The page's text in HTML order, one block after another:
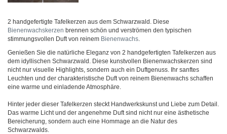
2 handgefertigte Tafelkerzen aus dem Schwarzwald. Diese
Bienenwachskerzen brennen schön und verströmen den typischen
stimmungsvollen Duft von reinem Bienenwachs.
Genießen Sie die natürliche Eleganz von 2 handgefertigten Tafelkerzen aus
dem idyllischen Schwarzwald. Diese kunstvollen Bienenwachskerzen sind
nicht nur visuelle Highlights, sondern auch ein Duftgenuss. Ihr sanftes
Leuchten und der charakteristische Duft von reinem Bienenwachs schaffen
eine warme und einladende Atmosphäre.
Hinter jeder dieser Tafelkerzen steckt Handwerkskunst und Liebe zum Detail.
Das warme Licht und der angenehme Duft sind nicht nur eine ästhetische
Bereicherung, sondern auch eine Hommage an die Natur des
Schwarzwalds.